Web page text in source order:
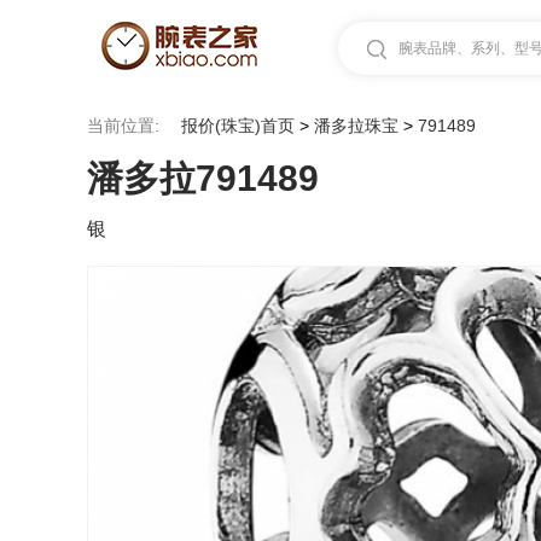
腕表品牌、系列、型
当前位置: 报价(珠宝)首页 > 潘多拉珠宝 > 791489
潘多拉791489
银